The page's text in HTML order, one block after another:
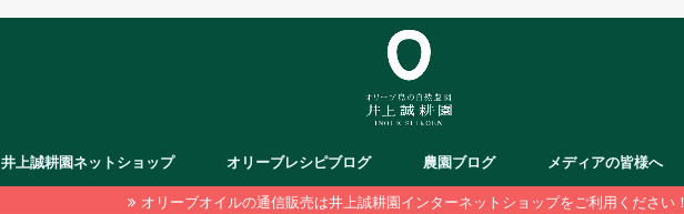
井上誠耕園ネットショップ オリーブレシピブログ 農園ブログ メディアの皆様へ
オリーブオイルの通信販売は井上誠耕園インターネットショップをご利用ください！